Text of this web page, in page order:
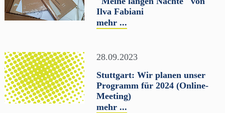
Ilva Fabiani
mehr ...
28.09.2023
Stuttgart: Wir planen unser
Programm für 2024 (Online-
Meeting)
mehr ...